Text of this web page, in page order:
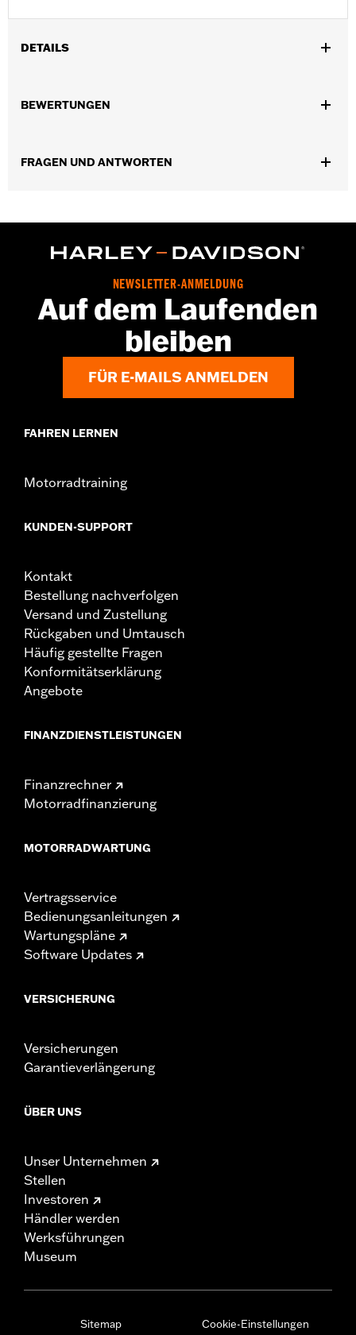
DETAILS
Kollektion:H-D Flex Layering System
Reflektierend
Jacket Style:Moto
BEWERTUNGEN
FRAGEN UND ANTWORTEN
NEWSLETTER-ANMELDUNG
Auf dem Laufenden
bleiben
FÜR E-MAILS ANMELDEN
FAHREN LERNEN
Motorradtraining
KUNDEN-SUPPORT
Kontakt
Bestellung nachverfolgen
Versand und Zustellung
Rückgaben und Umtausch
Häufig gestellte Fragen
Konformitätserklärung
Angebote
FINANZDIENSTLEISTUNGEN
Finanzrechner
Motorradfinanzierung
MOTORRADWARTUNG
Vertragsservice
Bedienungsanleitungen
Wartungspläne
Software Updates
VERSICHERUNG
Versicherungen
Garantieverlängerung
ÜBER UNS
Unser Unternehmen
Stellen
Investoren
Händler werden
Werksführungen
Museum
Sitemap Cookie-Einstellungen